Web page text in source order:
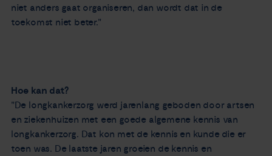
niet anders gaat organiseren, dan wordt dat in de
toekomst niet beter."
Hoe kan dat?
"De longkankerzorg werd jarenlang geboden door artsen
en ziekenhuizen met een goede algemene kennis van
longkankerzorg. Dat kon met de kennis en kunde die er
toen was. De laatste jaren groeien de kennis en